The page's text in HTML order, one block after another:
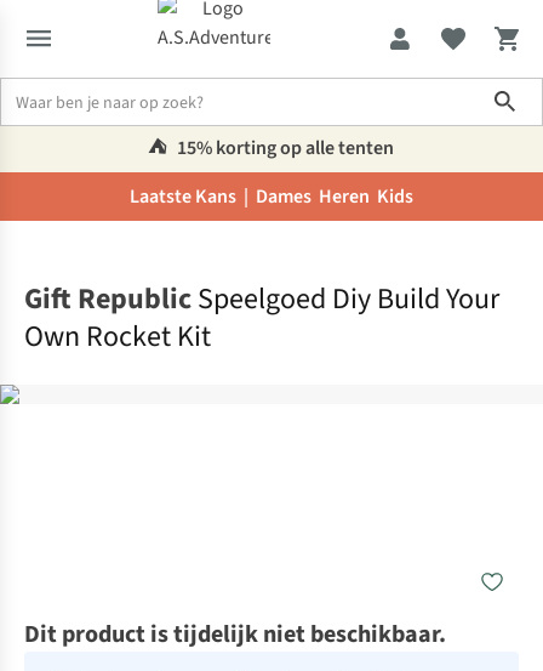
⛺️ 15% korting op alle tenten
Laatste Kans | Dames Heren Kids
Gift RepublicSpeelgoed Diy Build Your
Own Rocket Kit
Dit product is tijdelijk niet beschikbaar.